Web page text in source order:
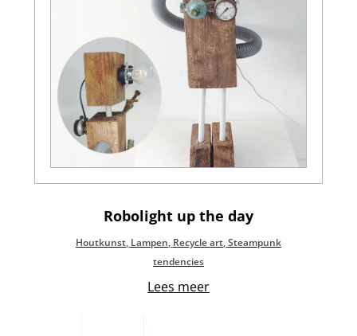
Robolight up the day
Houtkunst, Lampen, Recycle art,Steampunk
tendencies
Lees meer